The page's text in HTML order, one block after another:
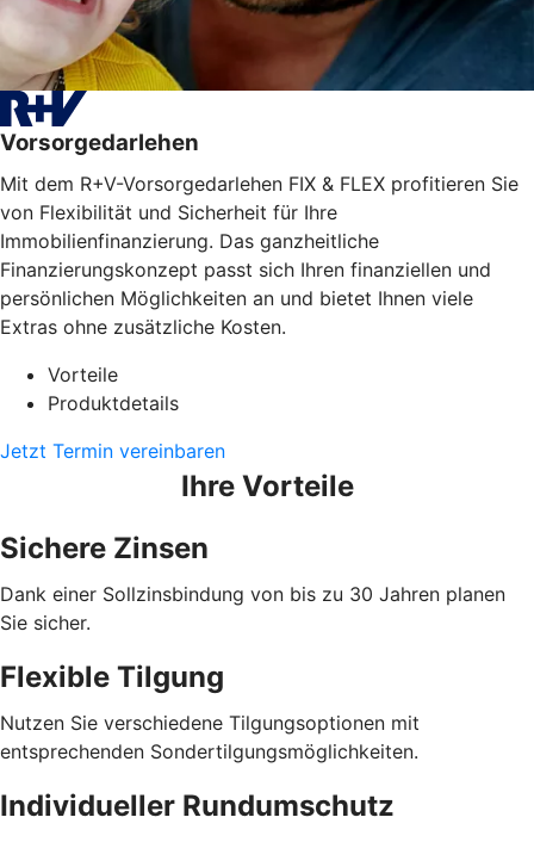
Vorsorgedarlehen
Mit dem R+V-Vorsorgedarlehen FIX & FLEX profitieren Sie
von Flexibilität und Sicherheit für Ihre
Immobilienfinanzierung. Das ganzheitliche
Finanzierungskonzept passt sich Ihren finanziellen und
persönlichen Möglichkeiten an und bietet Ihnen viele
Extras ohne zusätzliche Kosten.
Vorteile
Produktdetails
Jetzt Termin vereinbaren
Ihre Vorteile
Sichere Zinsen
Dank einer Sollzinsbindung von bis zu 30 Jahren planen
Sie sicher.
Flexible Tilgung
Nutzen Sie verschiedene Tilgungsoptionen mit
entsprechenden Sondertilgungsmöglichkeiten.
Individueller Rundumschutz